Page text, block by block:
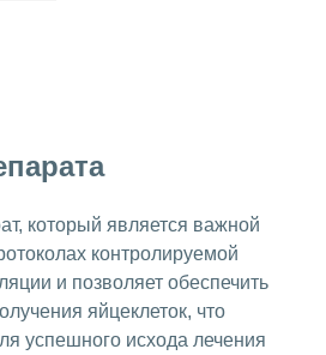
который является важной
контролируемой
и позволяет обеспечить
яйцеклеток, что
успешного исхода лечения